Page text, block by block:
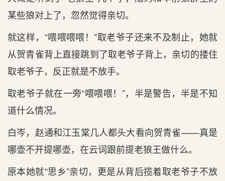
某些狼对上了，忽然觉得亲切。
就这样，“喂喂喂喂！”取老爷子还来不及制止，她就
从贺青雀背上直接跳到了取老爷子背上，亲切的搂住
取老爷子，反正就是不放手。
取老爷子就在一旁“喂喂喂！”，半是警告，半是不知
道什么情况。
白岑，赵通和江玉棠几人都头大看向贺青雀——真是
哪壶不开提哪壶，在云词跟前提老狼王做什么。
原本她就“思乡”亲切，更是从背后揽着取老爷子不放